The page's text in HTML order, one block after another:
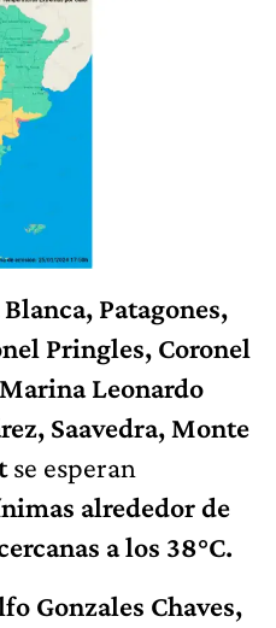
Patagones,
Pringles, Coronel
Leonardo
Saavedra, Monte
se esperan
alrededor de
a los 38°C.
Gonzales Chaves,